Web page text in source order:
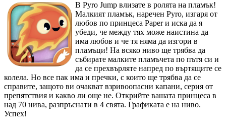
В Pyro Jump влизате в ролята на пламък!
Малкият пламък, наречен Pyro, изгаря от
любов по принцеса Paper и иска да я
убеди, че между тях може наистина да
има любов и че тя няма да изгори в
пламъци! На всяко ниво ще трябва да
събирате малките пламъчета по пътя си и
да се прехвърляте напред по въртящите се
колела. Но все пак има и пречки, с които ще трябва да се
справите, защото ви очакват взривоопасни капани, серия от
препятствия и какво ли още не. Открийте вашата принцеса в
над 70 нива, разпръснати в 4 свята. Графиката е на ниво.
Успех!